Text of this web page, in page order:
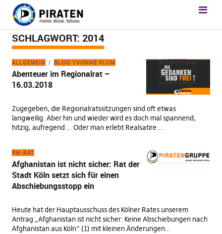
SCHLAGWORT: 2014
ALLGEMEIN BLOG YVONNE PLUM
Abenteuer im Regionalrat –
16.03.2018
Zugegeben, die Regionalratssitzungen sind oft etwas
langweilig. Aber hin und wieder wird es doch mal spannend,
hitzig, aufregend … Oder man erlebt Realsatire.…
PM-RAT
Afghanistan ist nicht sicher: Rat der
Stadt Köln setzt sich für einen
Abschiebungsstopp ein
Heute hat der Hauptausschuss des Kölner Rates unserem
Antrag „Afghanistan ist nicht sicher: Keine Abschiebungen nach
Afghanistan aus Köln“ (1) mit kleinen Änderungen…